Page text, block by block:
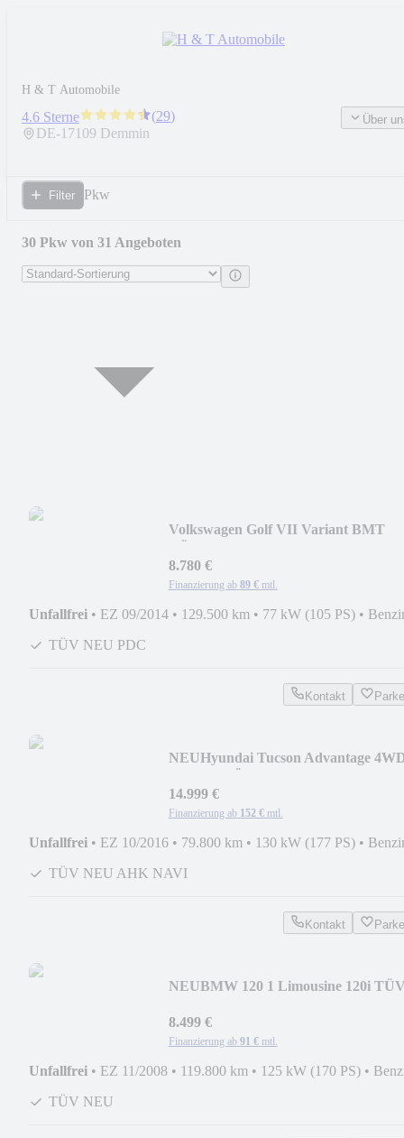
H & T Automobile
4.6 Sterne (29)
DE-17109 Demmin
Über
Filter Pkw
30 Pkw von 31 Angeboten
Volkswagen Golf VII Variant BMT
8.780 €
Finanzierung ab 89 € mtl.
Unfallfrei • EZ 09/2014 • 129.500 km • 77 kW (105 PS) •
TÜV NEU PDC
Kontakt
NEUHyundai Tucson Advantage
14.999 €
Finanzierung ab 152 € mtl.
Unfallfrei • EZ 10/2016 • 79.800 km • 130 kW (177 PS) •
TÜV NEU AHK NAVI
Kontakt
NEUBMW 120 1 Limousine 120i
8.499 €
Finanzierung ab 91 € mtl.
Unfallfrei • EZ 11/2008 • 119.800 km • 125 kW (170 PS) •
TÜV NEU